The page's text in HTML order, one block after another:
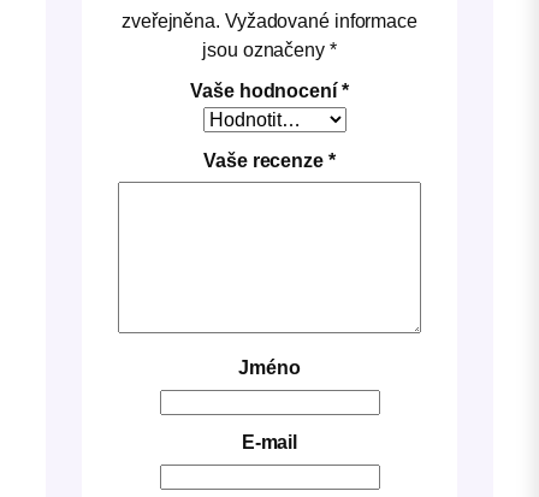
zveřejněna. Vyžadované informace
jsou označeny *
Vaše hodnocení *
Vaše recenze *
Jméno
E-mail